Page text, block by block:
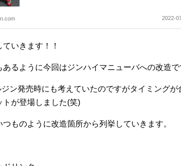
2022-
いきます！！
あるように今回はジンハイマニューバへの改造で
ジン発売時にも考えていたのですがタイミング
トが登場しました(笑)
つものように改造箇所から列挙していきます。